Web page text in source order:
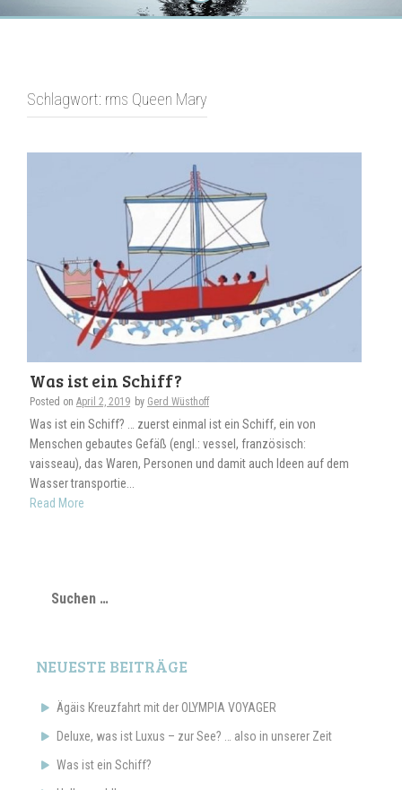
Schlagwort: rms Queen Mary
Was ist ein Schiff?
Posted on April 2, 2019 by Gerd Wüsthoff
Was ist ein Schiff? … zuerst einmal ist ein Schiff, ein von
Menschen gebautes Gefäß (engl.: vessel, französisch:
vaisseau), das Waren, Personen und damit auch Ideen auf dem
Wasser transportie...
Read More
nach:
NEUESTE BEITRÄGE
Ägäis Kreuzfahrt mit der OLYMPIA VOYAGER
Deluxe, was ist Luxus – zur See? … also in unserer Zeit
Was ist ein Schiff?